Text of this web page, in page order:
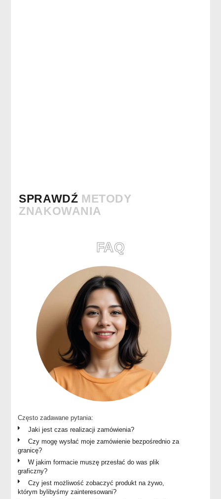
SPRAWDŹ METODY
ZNAKOWANIA
FAQ
Często zadawane pytania:
Jaki jest czas realizacji zamówienia?
Czy mogę wysłać moje zamówienie bezpośrednio za
granicę?
W jakim formacie muszę przesłać do was plik
graficzny?
Czy jest możliwość zobaczyć produkt na żywo,
którym bylibyśmy zainteresowani?